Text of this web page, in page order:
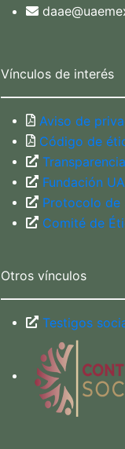
Vínculos de interés
Aviso de
Código de
Transparencia
Fundación
Protocolo de
Comité de
Otros vínculos
Testigos